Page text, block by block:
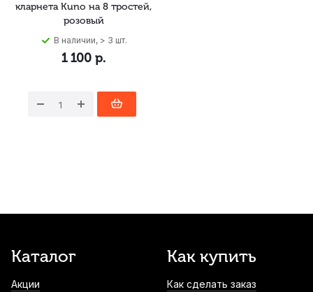
кларнета Kuno на 8 тростей,
розовый
В наличии, > 3 шт.
1 100 р.
Каталог
Акции
Как купить
Как сделать заказ